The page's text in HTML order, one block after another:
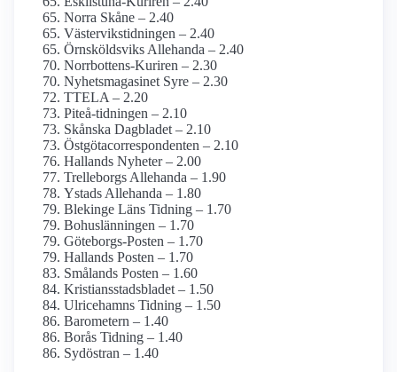
Norra Skåne – 2.40
Västervikstidningen – 2.40
Örnsköldsviks Allehanda – 2.40
Norrbottens-Kuriren – 2.30
Nyhetsmagasinet Syre – 2.30
TTELA – 2.20
Piteå-tidningen – 2.10
Skånska Dagbladet – 2.10
Östgöta­correspondenten – 2.10
Hallands Nyheter – 2.00
Trelleborgs Allehanda – 1.90
Ystads Allehanda – 1.80
Blekinge Läns Tidning – 1.70
Bohuslänningen – 1.70
Göteborgs-Posten – 1.70
Hallands Posten – 1.70
Smålands Posten – 1.60
Kristiansstadsbladet – 1.50
Ulricehamns Tidning – 1.50
Barometern – 1.40
Borås Tidning – 1.40
Sydöstran – 1.40